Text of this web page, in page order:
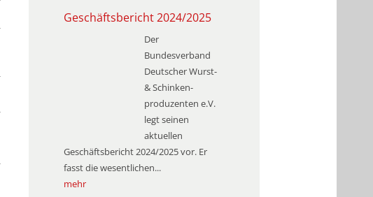
Geschäftsbericht 2024/2025
Der
Bundesverband
Deutscher Wurst-
& Schinken­
produzenten e.V.
legt seinen
aktuellen
Geschäftsbericht 2024/2025 vor. Er
fasst die wesentlichen...
mehr